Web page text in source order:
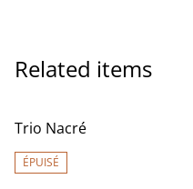
Related items
Trio Nacré
ÉPUISÉ